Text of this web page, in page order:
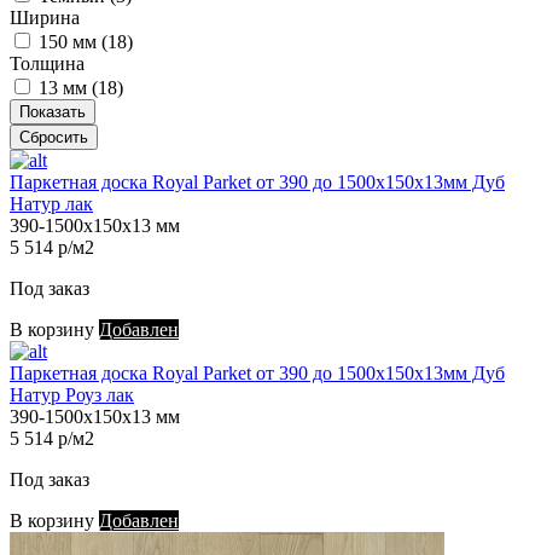
Ширина
150 мм (18)
Толщина
13 мм (18)
Показать
Сбросить
Паркетная доска Royal Parket от 390 до 1500х150х13мм Дуб
Натур лак
390-1500х150х13 мм
5 514 р/м2
Под заказ
В корзину Добавлен
Паркетная доска Royal Parket от 390 до 1500х150х13мм Дуб
Натур Роуз лак
390-1500х150х13 мм
5 514 р/м2
Под заказ
В корзину Добавлен